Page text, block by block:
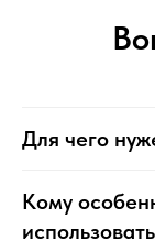
Для чего
Кому